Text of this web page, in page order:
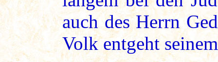
auch des Herrn
Volk entgeht